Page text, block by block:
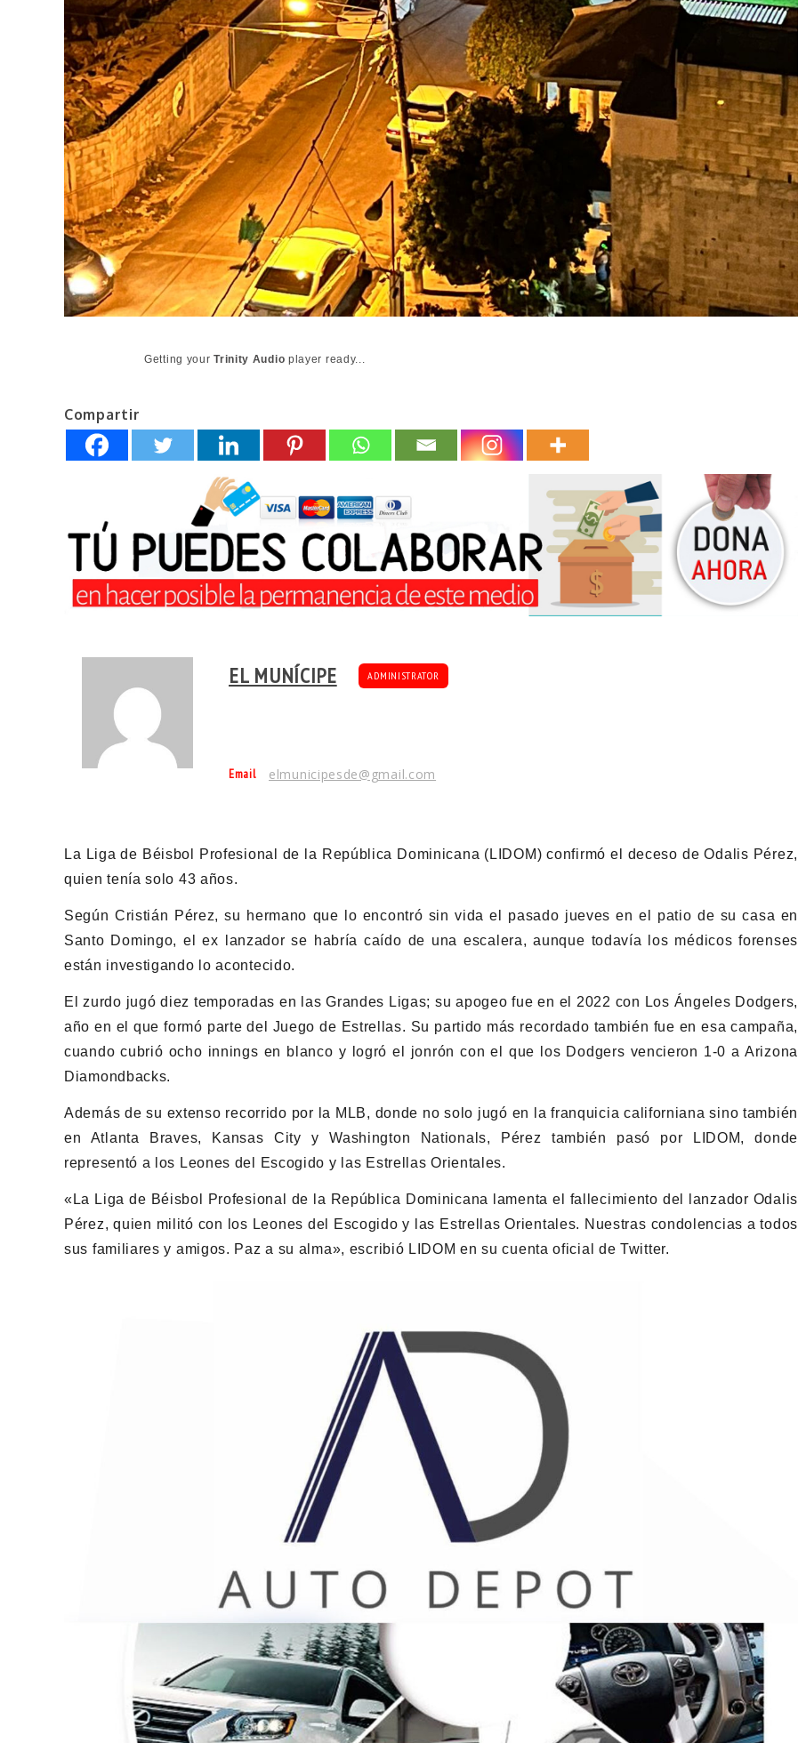
Getting yourTrinity Audio player ready...
Compartir
EL MUNÍCIPE ADMINISTRATOR
Email elmunicipesde@gmail.com
La Liga de Béisbol Profesional de la República Dominicana (LIDOM) confirmó el deceso de Odalis Pérez,
quien tenía solo 43 años.
Según Cristián Pérez, su hermano que lo encontró sin vida el pasado jueves en el patio de su casa en
Santo Domingo, el ex lanzador se habría caído de una escalera, aunque todavía los médicos forenses
están investigando lo acontecido.
El zurdo jugó diez temporadas en las Grandes Ligas; su apogeo fue en el 2022 con Los Ángeles Dodgers,
año en el que formó parte del Juego de Estrellas. Su partido más recordado también fue en esa campaña,
cuando cubrió ocho innings en blanco y logró el jonrón con el que los Dodgers vencieron 1-0 a Arizona
Diamondbacks.
Además de su extenso recorrido por la MLB, donde no solo jugó en la franquicia californiana sino también
en Atlanta Braves, Kansas City y Washington Nationals, Pérez también pasó por LIDOM, donde
representó a los Leones del Escogido y las Estrellas Orientales.
«La Liga de Béisbol Profesional de la República Dominicana lamenta el fallecimiento del lanzador Odalis
Pérez, quien militó con los Leones del Escogido y las Estrellas Orientales. Nuestras condolencias a todos
sus familiares y amigos. Paz a su alma», escribió LIDOM en su cuenta oficial de Twitter.